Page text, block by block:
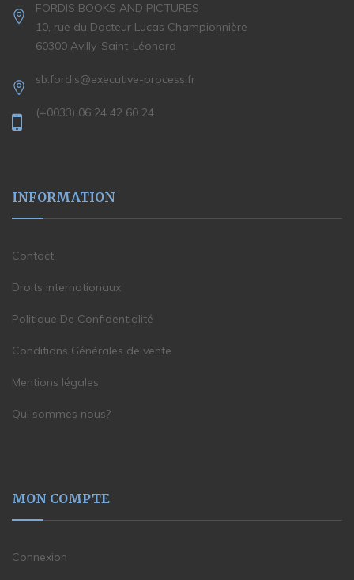
FORDIS BOOKS AND PICTURES
10, rue du Docteur Lucas Championnière
60300 Avilly-Saint-Léonard
sb.fordis@executive-process.fr
(+0033) 06 24 42 60 24
INFORMATION
Contact
Droits internationaux
Politique De Confidentialité
Conditions Générales de vente
Mentions légales
Qui sommes nous?
MON COMPTE
Connexion